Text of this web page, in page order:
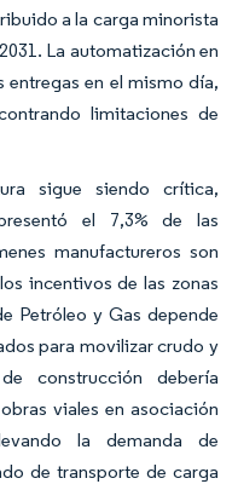
a la carga minorista
La automatización en
entregas en el mismo día,
limitaciones de
sigue siendo crítica,
el 7,3% de las
manufactureros son
incentivos de las zonas
Petróleo y Gas depende
para movilizar crudo y
construcción debería
viales en asociación
la demanda de
de transporte de carga